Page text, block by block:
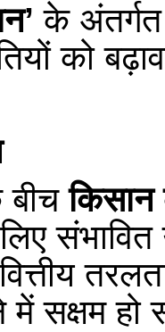
के अंतर्गत
को
बीचकिसान
संभावित
वित्तीय
में सक्षम